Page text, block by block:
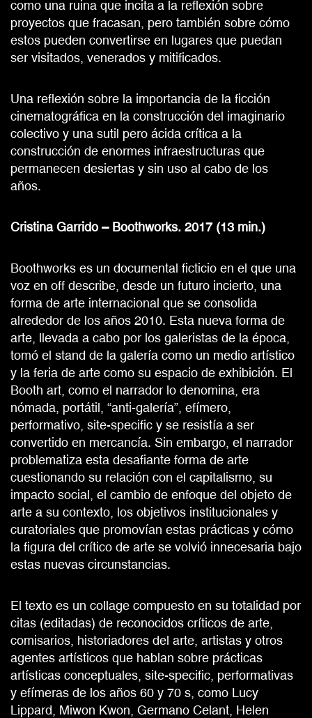
como una ruina que incita a la reflexión sobre
proyectos que fracasan, pero también sobre cómo
estos pueden convertirse en lugares que puedan
ser visitados, venerados y mitificados.
Una reflexión sobre la importancia de la ficción
cinematográfica en la construcción del imaginario
colectivo y una sutil pero ácida crítica a la
construcción de enormes infraestructuras que
permanecen desiertas y sin uso al cabo de los
años.
Cristina Garrido – Boothworks. 2017 (13 min.)
Boothworks es un documental ficticio en el que una
voz en off describe, desde un futuro incierto, una
forma de arte internacional que se consolida
alrededor de los años 2010. Esta nueva forma de
arte, llevada a cabo por los galeristas de la época,
tomó el stand de la galería como un medio artístico
y la feria de arte como su espacio de exhibición. El
Booth art, como el narrador lo denomina, era
nómada, portátil, “anti-galería”, efímero,
performativo, site-specific y se resistía a ser
convertido en mercancía. Sin embargo, el narrador
problematiza esta desafiante forma de arte
cuestionando su relación con el capitalismo, su
impacto social, el cambio de enfoque del objeto de
arte a su contexto, los objetivos institucionales y
curatoriales que promovían estas prácticas y cómo
la figura del crítico de arte se volvió innecesaria bajo
estas nuevas circunstancias.
El texto es un collage compuesto en su totalidad por
citas (editadas) de reconocidos críticos de arte,
comisarios, historiadores del arte, artistas y otros
agentes artísticos que hablan sobre prácticas
artísticas conceptuales, site-specific, performativas
y efímeras de los años 60 y 70 s, como Lucy
Lippard, Miwon Kwon, Germano Celant, Helen